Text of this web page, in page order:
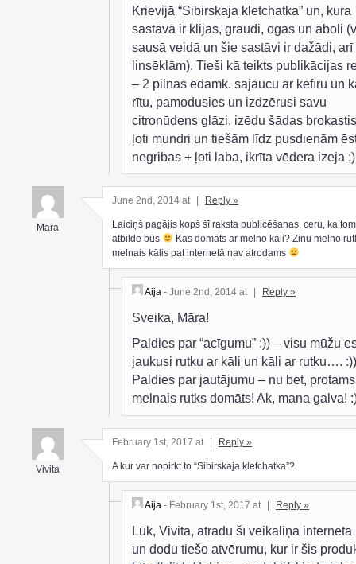
Krievijā “Sibirskaja kletchatka” un, kura
sastāvā ir klijas, graudi, ogas un āboli
sausā veidā un šie sastāvi ir dažādi, arī
linsēklām). Tieši kā teikts publikācijas
– 2 pilnas ēdamk. sajaucu ar kefīru un
rītu, pamodusies un izdzērusi savu
citronūdens glāzi, izēdu šādas
ļoti mundri un tiešām līdz pusdienām
negribas + ļoti laba, ikrīta vēdera izeja
Māra
June 2nd, 2014 at Reply »
Laiciņš pagājis kopš šī raksta publicēšanas, ceru, ka
atbilde būs
Kas domāts ar melno kāli? Zinu melno
melnais kālis pat internetā nav atrodams
Aija - June 2nd, 2014 at | Reply »
Sveika, Māra!
Paldies par “acīgumu” :)) – visu mūžu
jaukusi rutku ar kāli un kāli ar rutku….
Paldies par jautājumu – nu bet,
melnais rutks domāts! Ak, mana galva!
Vivita
February 1st, 2017 at Reply »
A kur var nopirkt to “Sibirskaja kletchatka”?
Aija - February 1st, 2017 at | Reply »
Lūk, Vivita, atradu šī veikaliņa interneta
un dodu tiešo atvērumu, kur ir šis